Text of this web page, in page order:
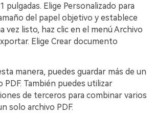
pulgadas. Elige Personalizado para
del papel objetivo y establece
vez listo, haz clic en el menú Archivo
Elige Crear documento
manera, puedes guardar más de un
PDF. También puedes utilizar
de terceros para combinar varios
solo archivo PDF.